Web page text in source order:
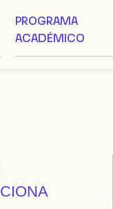
PROGRAMA
ACADÉMICO